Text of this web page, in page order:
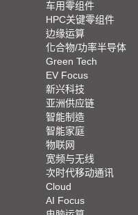
车用零组件
HPC关键零组件
边缘运算
化合物/功率半导体
Green Tech
EV Focus
新兴科技
亚洲供应链
智能制造
智能家庭
物联网
宽频与无线
次时代移动通讯
Cloud
AI Focus